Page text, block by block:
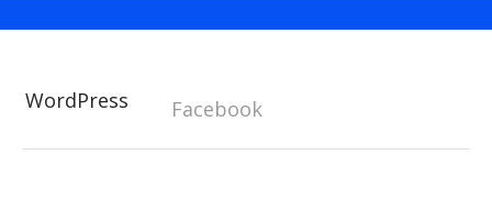
WordPress Facebook